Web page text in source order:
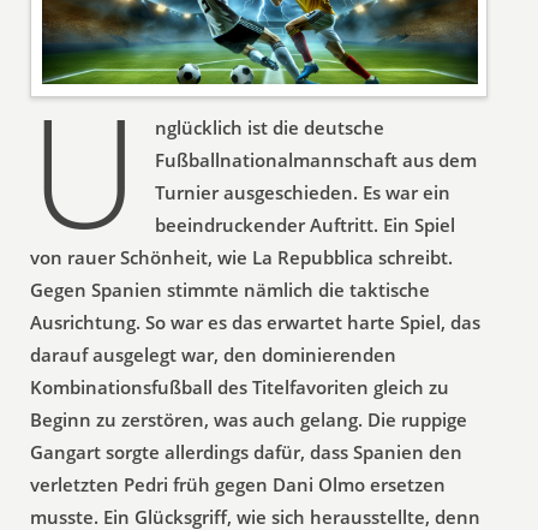
U
nglücklich ist die deutsche
Fußballnationalmannschaft aus dem
Turnier ausgeschieden. Es war ein
beeindruckender Auftritt. Ein Spiel
von rauer Schönheit, wie La Repubblica schreibt.
Gegen Spanien stimmte nämlich die taktische
Ausrichtung. So war es das erwartet harte Spiel, das
darauf ausgelegt war, den dominierenden
Kombinationsfußball des Titelfavoriten gleich zu
Beginn zu zerstören, was auch gelang. Die ruppige
Gangart sorgte allerdings dafür, dass Spanien den
verletzten Pedri früh gegen Dani Olmo ersetzen
musste. Ein Glücksgriff, wie sich herausstellte, denn